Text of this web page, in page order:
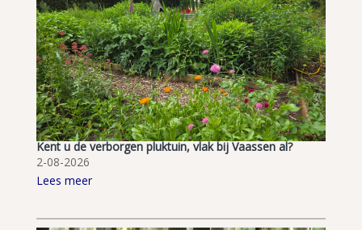
Kent u de verborgen pluktuin, vlak bij Vaassen al?
2-08-2026
Lees meer